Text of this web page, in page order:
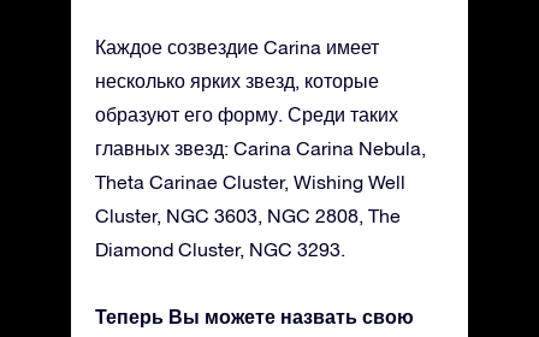
Каждое созвездие Carina имеет
несколько ярких звезд, которые
образуют его форму. Среди таких
главных звезд: Carina Carina Nebula,
Theta Carinae Cluster, Wishing Well
Cluster, NGC 3603, NGC 2808, The
Diamond Cluster, NGC 3293.
Теперь Вы можете назвать свою